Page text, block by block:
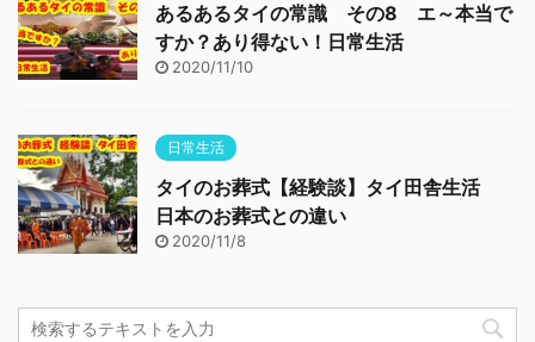
あるあるタイの常識 その8 エ～本当で
すか？あり得ない！日常生活
2020/11/10
日常生活
タイのお葬式【経験談】タイ田舎生活
日本のお葬式との違い
2020/11/8